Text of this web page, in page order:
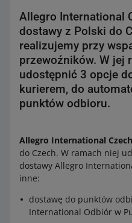
Allegro International
dostawy z Polski do
realizujemy przy
przewoźników. W jej
udostępnić 3 opcje
kurierem, do
punktów odbioru.
Allegro International
do Czech. W ramach niej
dostawy Allegro
inne:
dostawę do punktów
International Odbiór w